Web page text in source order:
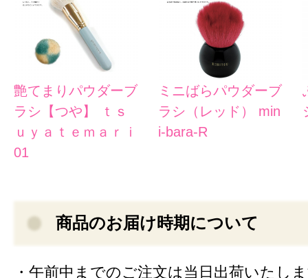
艶てまりパウダーブ
ラシ【つや】 ｔｓ
ｕｙａｔｅｍａｒｉ
01
ミニばらパウダーブ
ラシ（レッド） min
i-bara-R
商品のお届け時期について
・午前中までのご注文は当日出荷いたし